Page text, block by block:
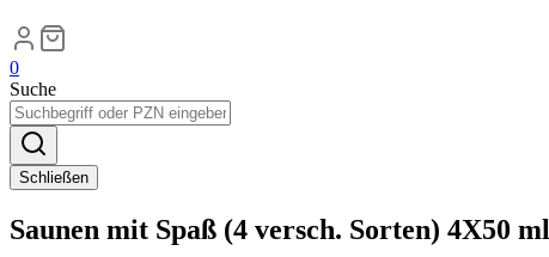
0
Suche
Schließen
Saunen mit Spaß (4 versch. Sorten) 4X50 ml